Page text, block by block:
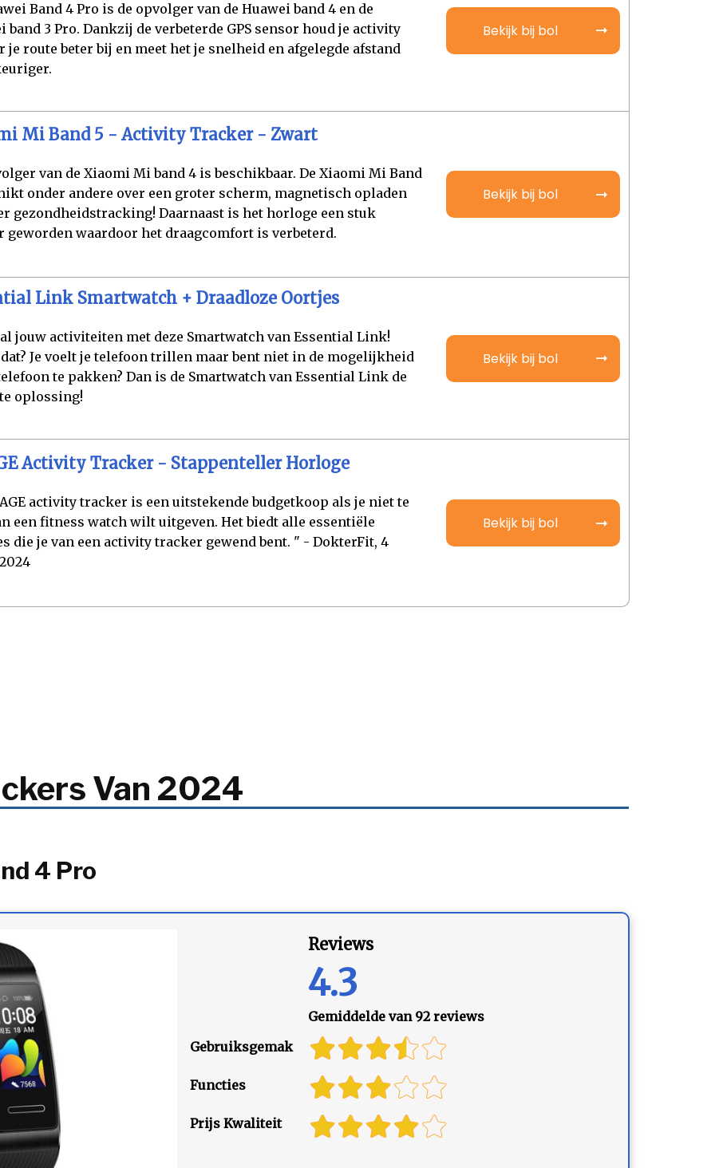
Band 4 Pro is de opvolger van de Huawei band 4 en de
band 3 Pro. Dankzij de verbeterde GPS sensor houd je activity
je route beter bij en meet het je snelheid en afgelegde afstand
Bekijk bij bol
Mi Band 5 - Activity Tracker - Zwart
van de Xiaomi Mi band 4 is beschikbaar. De Xiaomi Mi Band
onder andere over een groter scherm, magnetisch opladen
gezondheidstracking! Daarnaast is het horloge een stuk
geworden waardoor het draagcomfort is verbeterd.
Bekijk bij bol
Link Smartwatch + Draadloze Oortjes
jouw activiteiten met deze Smartwatch van Essential Link!
Je voelt je telefoon trillen maar bent niet in de mogelijkheid
te pakken? Dan is de Smartwatch van Essential Link de
oplossing!
Bekijk bij bol
Activity Tracker - Stappenteller Horloge
activity tracker is een uitstekende budgetkoop als je niet te
een fitness watch wilt uitgeven. Het biedt alle essentiële
die je van een activity tracker gewend bent. " - DokterFit, 4
Bekijk bij bol
Van 2024
4 Pro
Gebruiksgemak
Functies
Prijs Kwaliteit
Reviews
4.3
Gemiddelde van 92 reviews